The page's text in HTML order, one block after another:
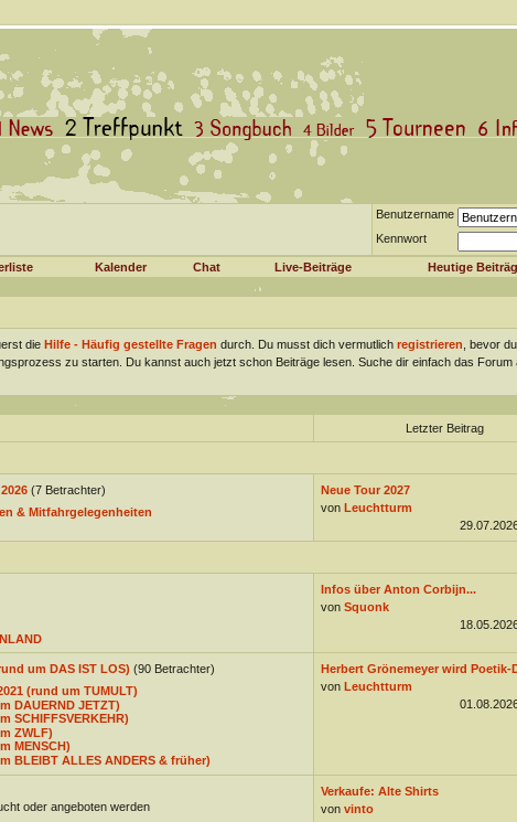
Benutzername
Kennwort
Kalender Chat Live-Beiträge Heutige
die Hilfe - Häufig gestellte Fragen durch. Du musst dich vermutlich registrieren , bevor
zu starten. Du kannst auch jetzt schon Beiträge lesen. Suche dir einfach das Forum
Letzter Beitrag
(7 Betrachter)
& Mitfahrgelegenheiten
Neue Tour 2027
von Leuchtturm
Infos über Anton Corbijn...
von Squonk
um DAS IST LOS) (90 Betrachter)
(rund um TUMULT)
DAUERND JETZT)
SCHIFFSVERKEHR)
ZWLF)
MENSCH)
BLEIBT ALLES ANDERS & früher)
Herbert Grönemeyer wird Poetik-
von Leuchtturm
oder angeboten werden
Verkaufe: Alte Shirts
von vinto